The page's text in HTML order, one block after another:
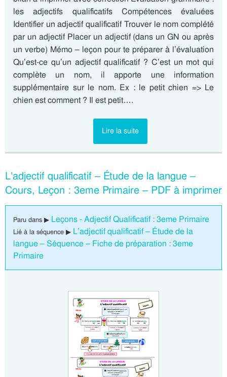
les adjectifs qualificatifs Compétences évaluées
Identifier un adjectif qualificatif Trouver le nom complété
par un adjectif Placer un adjectif (dans un GN ou après
un verbe) Mémo – leçon pour te préparer à l’évaluation
Qu’est-ce qu’un adjectif qualificatif ? C’est un mot qui
complète un nom, il apporte une information
supplémentaire sur le nom. Ex : le petit chien => Le
chien est comment ? Il est petit….
Lire la suite
L’adjectif qualificatif – Étude de la langue –
Cours, Leçon : 3eme Primaire – PDF à imprimer
Paru dans ▶ Leçons - Adjectif Qualificatif : 3eme Primaire
Lié à la séquence ▶ L’adjectif qualificatif – Étude de la
langue – Séquence – Fiche de préparation : 3eme
Primaire